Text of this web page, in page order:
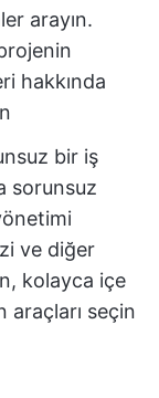
arayın.
hakkında
bir iş
sorunsuz
ve diğer
kolayca içe
araçları seçin